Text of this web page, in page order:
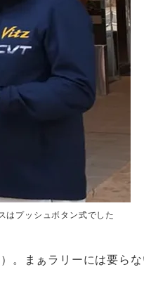
プッシュボタン式でした
。まぁラリーには要ら